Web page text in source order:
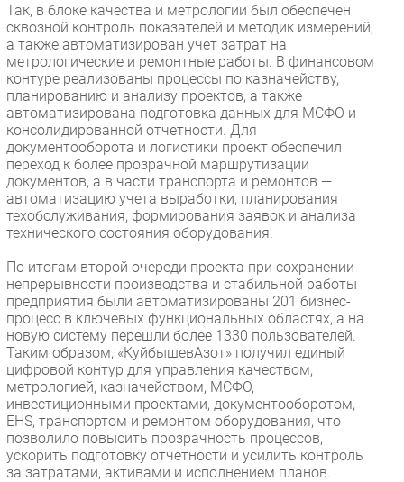
Так, в блоке качества и метрологии был обеспечен
сквозной контроль показателей и методик измерений,
а также автоматизирован учет затрат на
метрологические и ремонтные работы. В финансовом
контуре реализованы процессы по казначейству,
планированию и анализу проектов, а также
автоматизирована подготовка данных для МСФО и
консолидированной отчетности. Для
документооборота и логистики проект обеспечил
переход к более прозрачной маршрутизации
документов, а в части транспорта и ремонтов —
автоматизацию учета выработки, планирования
техобслуживания, формирования заявок и анализа
технического состояния оборудования.
По итогам второй очереди проекта при сохранении
непрерывности производства и стабильной работы
предприятия были автоматизированы 201 бизнес-
процесс в ключевых функциональных областях, а на
новую систему перешли более 1330 пользователей.
Таким образом, «КуйбышевАзот» получил единый
цифровой контур для управления качеством,
метрологией, казначейством, МСФО,
инвестиционными проектами, документооборотом,
EHS, транспортом и ремонтом оборудования, что
позволило повысить прозрачность процессов,
ускорить подготовку отчетности и усилить контроль
за затратами, активами и исполнением планов.